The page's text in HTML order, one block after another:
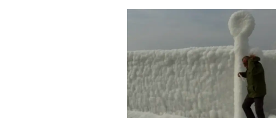
Pokretanje videa...